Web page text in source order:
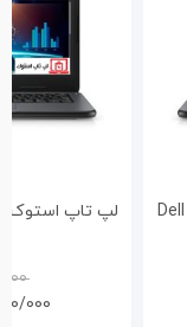
لپ تاپ استوک Dell Latitude 3380
000